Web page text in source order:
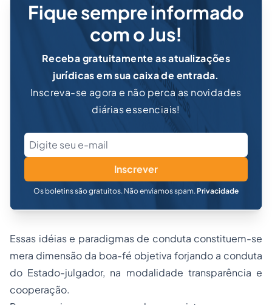
Fique sempre informado
com o Jus!
Receba gratuitamente as atualizações
jurídicas em sua caixa de entrada.
Inscreva-se agora e não perca as novidades
diárias essenciais!
Inscrever
Os boletins são gratuitos. Não enviamos spam. Privacidade
Essas idéias e paradigmas de conduta constituem-se
mera dimensão da boa-fé objetiva forjando a conduta
do Estado-julgador, na modalidade transparência e
cooperação.